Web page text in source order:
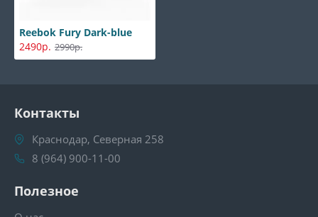
Reebok Fury Dark-blue
2490р. 2990р.
Контакты
Краснодар, Северная 258
8 (964) 900-11-00
Полезное